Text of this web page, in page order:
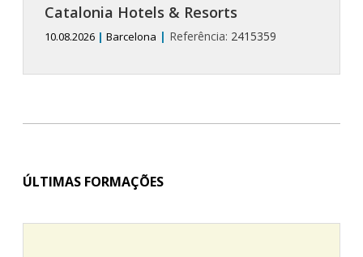
Catalonia Hotels & Resorts
10.08.2026 | Barcelona | Referência: 2415359
ÚLTIMAS FORMAÇÕES